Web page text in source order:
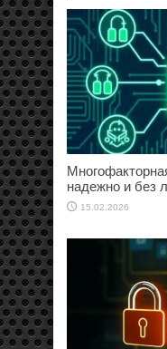
надежно и без
15.02.2026